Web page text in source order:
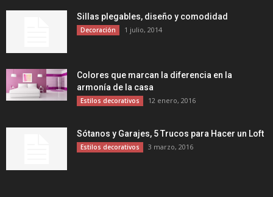
Sillas plegables, diseño y comodidad
Decoración 1 julio, 2014
Colores que marcan la diferencia en la
armonía de la casa
Estilos decorativos 12 enero, 2016
Sótanos y Garajes, 5 Trucos para Hacer un Loft
Estilos decorativos 3 marzo, 2016